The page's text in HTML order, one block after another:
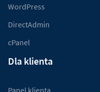
WordPress
DirectAdmin
cPanel
Dla klienta